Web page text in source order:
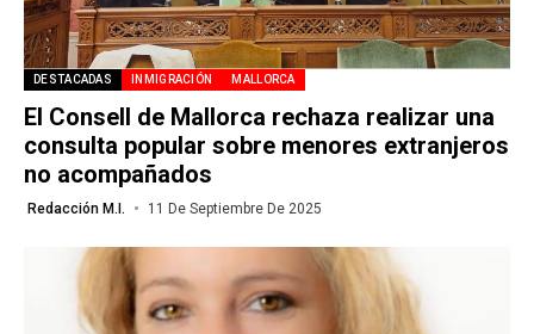
DESTACADAS INMIGRACIÓN MALLORCA
El Consell de Mallorca rechaza realizar una
consulta popular sobre menores extranjeros
no acompañados
Redacción M.I. 11 De Septiembre De 2025